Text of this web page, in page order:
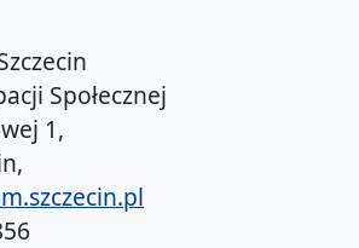
Społecznej
1,